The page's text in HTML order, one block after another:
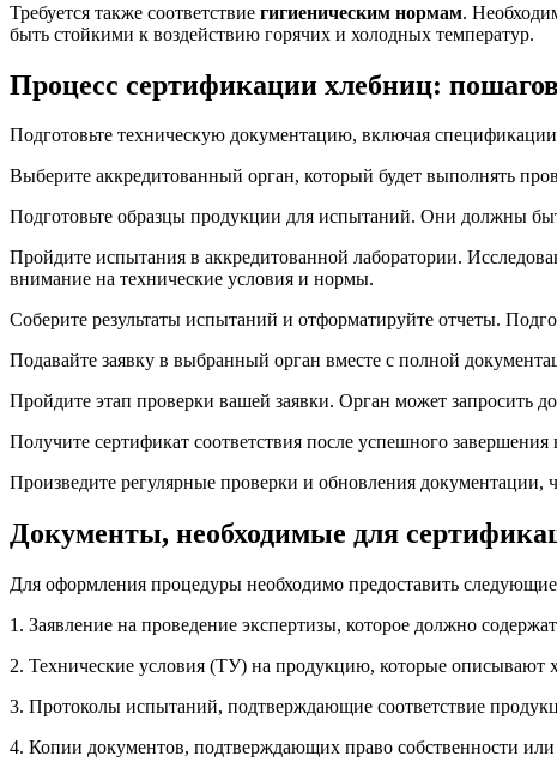
Требуется также соответствие гигиеническим нормам.
быть стойкими к воздействию горячих и холодных температур.
Процесс сертификации хлебниц:
Подготовьте техническую документацию, включая
Выберите аккредитованный орган, который будет выполнять
Подготовьте образцы продукции для испытаний. Они должны
Пройдите испытания в аккредитованной лаборатории.
внимание на технические условия и нормы.
Соберите результаты испытаний и отформатируйте отчеты.
Подавайте заявку в выбранный орган вместе с полной
Пройдите этап проверки вашей заявки. Орган может запросить
Получите сертификат соответствия после успешного
Произведите регулярные проверки и обновления документации,
Документы, необходимые для
Для оформления процедуры необходимо предоставить
1. Заявление на проведение экспертизы, которое должно
2. Технические условия (ТУ) на продукцию, которые описывают
3. Протоколы испытаний, подтверждающие соответствие
4. Копии документов, подтверждающих право собственности или